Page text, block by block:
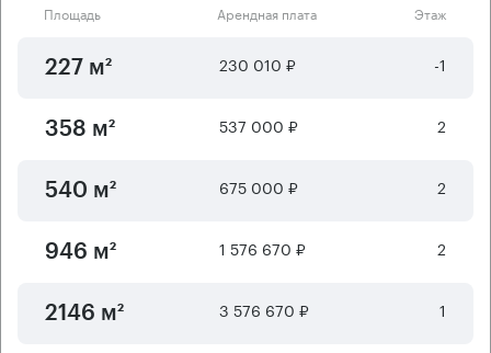
Площадь Арендная плата Этаж
227 м² 230 010 ₽ -1
358 м² 537 000 ₽ 2
540 м² 675 000 ₽ 2
946 м² 1 576 670 ₽ 2
2146 м² 3 576 670 ₽ 1